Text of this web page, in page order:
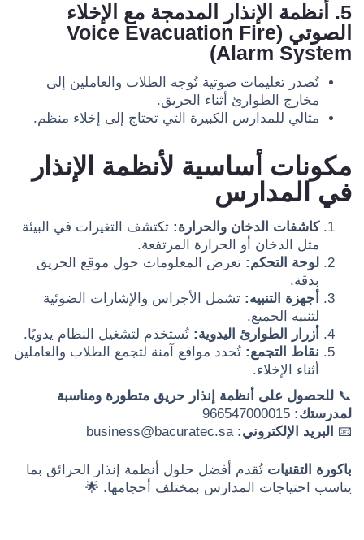
5. أنظمة الإنذار المدمجة مع الإخلاء
الصوتي (Voice Evacuation Fire
Alarm System)
تُصدر تعليمات صوتية تُوجه الطلاب والعاملين إلى
مخارج الطوارئ أثناء الحريق.
مثالي للمدارس الكبيرة التي تحتاج إلى إخلاء منظم.
مكونات أساسية لأنظمة الإنذار
في المدارس
كاشفات الدخان والحرارة: تكتشف التغيرات في البيئة
مثل الدخان أو الحرارة المرتفعة.
لوحة التحكم: تعرض المعلومات حول موقع الحريق
بدقة.
أجهزة التنبيه: تشمل الأجراس والإشارات الضوئية
لتنبيه الجميع.
أزرار الطوارئ اليدوية: تُستخدم لتشغيل النظام يدويًا.
نقاط التجمع: تُحدد مواقع آمنة لتجمع الطلاب والعاملين
أثناء الإخلاء.
📞 للحصول على أنظمة إنذار حريق متطورة ومناسبة
لمدرستك:
📧 البريد الإلكتروني: business@bacuratec.sa
باكورة التقنيات تُقدم أفضل حلول أنظمة إنذار الحرائق بما
يناسب احتياجات المدارس بمختلف أحجامها. 🌟